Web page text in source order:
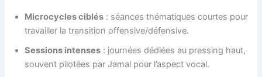
Microcycles ciblés : séances thématiques courtes pour
travailler la transition offensive/défensive.
Sessions intenses : journées dédiées au pressing haut,
souvent pilotées par Jamal pour l’aspect vocal.